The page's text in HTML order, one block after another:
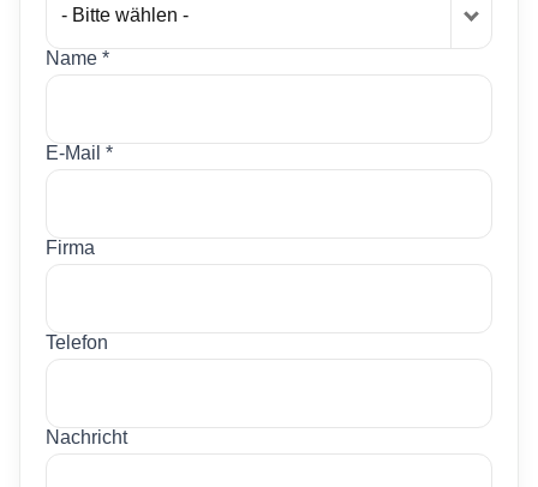
- Bitte wählen -
Name *
E-Mail *
Firma
Telefon
Nachricht